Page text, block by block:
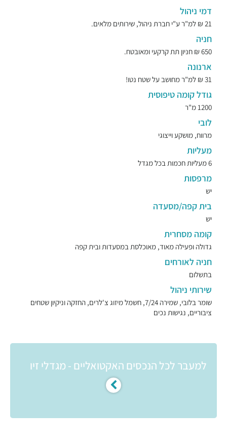
דמי ניהול
21 ₪ למ"ר ע"י חברת ניהול, שירותים מלאים.
חניה
650 ₪ חניון תת קרקעי ומאובטח.
ארנונה
31 ₪ למ"ר מחושב על שטח נטו!
גודל קומה טיפוסית
1200 מ"ר
לובי
מרווח, מושקע וייצוגי
מעליות
6 מעליות חכמות בכל מגדל
מרפסות
יש
בית קפה/מסעדה
יש
קומה מסחרית
גדולה ופעילה מאוד, מאוכלסת במסעדות ובית קפה
חניה לאורחים
בתשלום
שירותי ניהול
שומר בלובי, שמירה 7/24, חשמל מיזוג צ'לרים, החזקה וניקיון שטחים
ציבוריים, נגישות נכים
למעבר לכל הנכסים האקטואליים - מגדלי זיו